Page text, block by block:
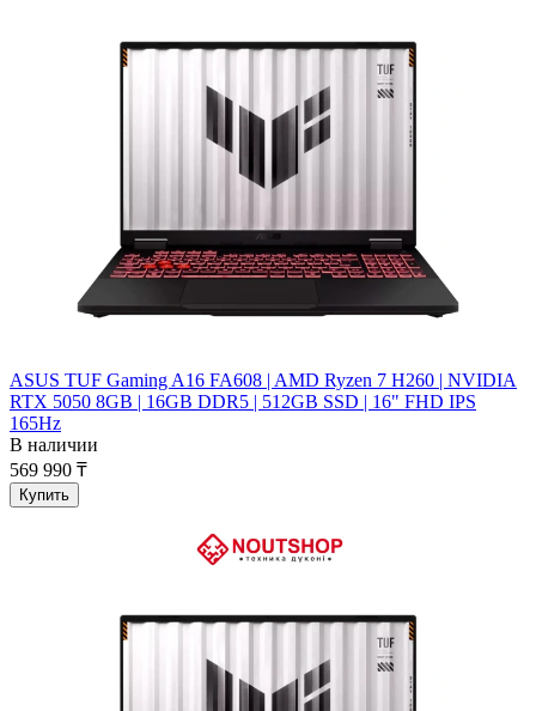
ASUS TUF Gaming A16 FA608 | AMD Ryzen 7 H260 | NVIDIA
RTX 5050 8GB | 16GB DDR5 | 512GB SSD | 16" FHD IPS
165Hz
В наличии
569 990 ₸
Купить